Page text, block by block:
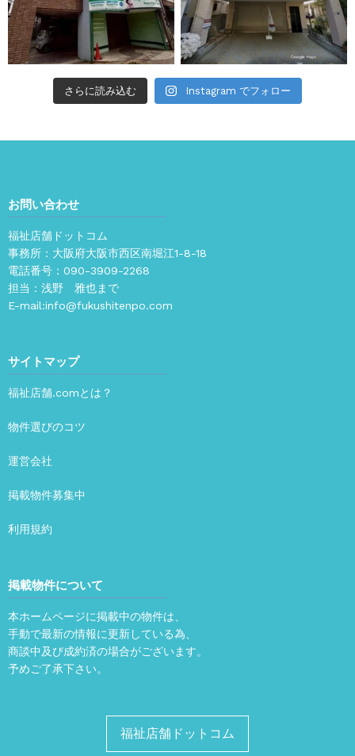
さらに読み込む Instagram でフォロー
お問い合わせ
福祉店舗ドットコム
事務所：大阪府大阪市西区南堀江1-8-18
電話番号： 090-3909-2268
担当：浅野 雅也まで
E-mail:info@fukushitenpo.com
サイトマップ
福祉店舗.comとは？
物件選びのコツ
運営会社
掲載物件募集中
利用規約
掲載物件について
本ホームページに掲載中の物件は、
手動で最新の情報に更新している為、
商談中及び成約済の場合がございます。
予めご了承下さい。
福祉店舗ドットコム